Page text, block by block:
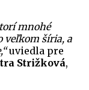
mnohé
veľkom šíria, a
uviedla pre
Strižková,